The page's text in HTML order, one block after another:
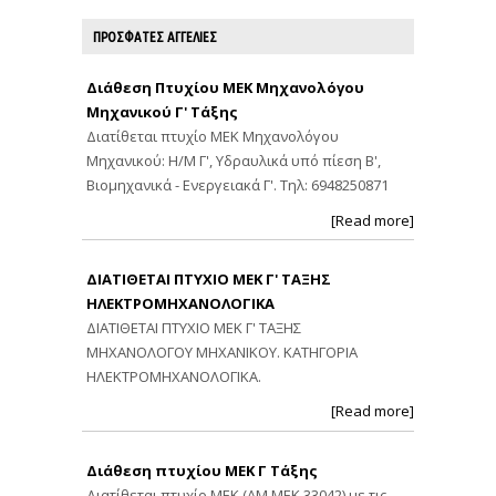
ΠΡΟΣΦΑΤΕΣ ΑΓΓΕΛΙΕΣ
Διάθεση Πτυχίου ΜΕΚ Μηχανολόγου
Μηχανικού Γ' Τάξης
Διατίθεται πτυχίο ΜΕΚ Μηχανολόγου
Μηχανικού: Η/Μ Γ', Υδραυλικά υπό πίεση Β',
Βιομηχανικά - Ενεργειακά Γ'. Τηλ: 6948250871
[Read more]
ΔΙΑΤΙΘΕΤΑΙ ΠΤΥΧΙΟ ΜΕΚ Γ' ΤΑΞΗΣ
ΗΛΕΚΤΡΟΜΗΧΑΝΟΛΟΓΙΚΑ
ΔΙΑΤΙΘΕΤΑΙ ΠΤΥΧΙΟ ΜΕΚ Γ' ΤΑΞΗΣ
ΜΗΧΑΝΟΛΟΓΟΥ ΜΗΧΑΝΙΚΟΥ. ΚΑΤΗΓΟΡΙΑ
ΗΛΕΚΤΡΟΜΗΧΑΝΟΛΟΓΙΚΑ.
[Read more]
Διάθεση πτυχίου ΜΕΚ Γ Τάξης